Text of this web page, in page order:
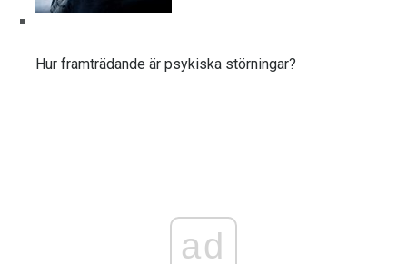
Hur framträdande är psykiska störningar?
ad